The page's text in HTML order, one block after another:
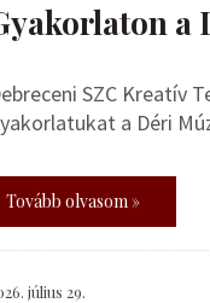
a
SZC Kreatív
a Déri
Tovább olvasom »
július 29.